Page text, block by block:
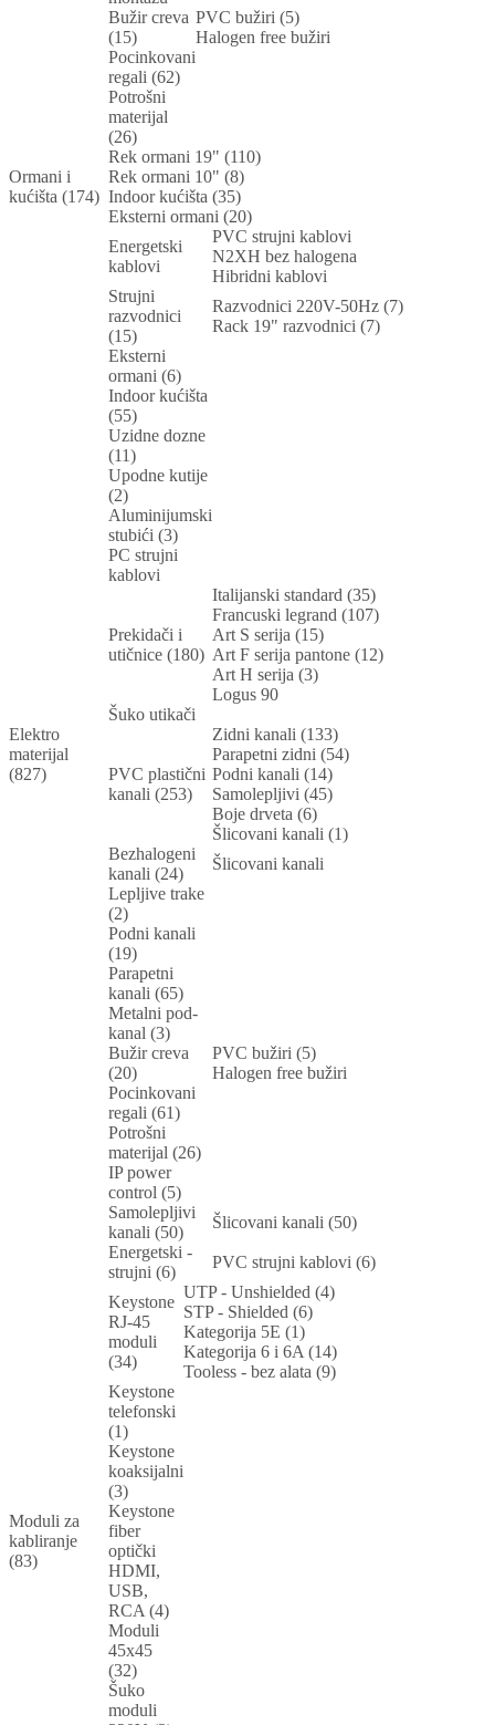
Bužir creva
(15)
PVC bužiri (5)
Halogen free bužiri
Pocinkovani
regali (62)
Potrošni
materijal
(26)
Ormani i
kućišta (174)
Rek ormani 19" (110)
Rek ormani 10" (8)
Indoor kućišta (35)
Eksterni ormani (20)
Elektro
materijal
(827)
Energetski
kablovi
PVC strujni kablovi
N2XH bez halogena
Hibridni kablovi
Strujni
razvodnici
(15)
Razvodnici 220V-50Hz (7)
Rack 19" razvodnici (7)
Eksterni
ormani (6)
Indoor kućišta
(55)
Uzidne dozne
(11)
Upodne kutije
(2)
Aluminijumski
stubići (3)
PC strujni
kablovi
Prekidači i
utičnice (180)
Italijanski standard (35)
Francuski legrand (107)
Art S serija (15)
Art F serija pantone (12)
Art H serija (3)
Logus 90
Šuko utikači
PVC plastični
kanali (253)
Zidni kanali (133)
Parapetni zidni (54)
Podni kanali (14)
Samolepljivi (45)
Boje drveta (6)
Šlicovani kanali (1)
Bezhalogeni
kanali (24)
Šlicovani kanali
Lepljive trake
(2)
Podni kanali
(19)
Parapetni
kanali (65)
Metalni pod-
kanal (3)
Bužir creva
(20)
PVC bužiri (5)
Halogen free bužiri
Pocinkovani
regali (61)
Potrošni
materijal (26)
IP power
control (5)
Samolepljivi
kanali (50)
Šlicovani kanali (50)
Energetski -
strujni (6)
PVC strujni kablovi (6)
Moduli za
kabliranje
(83)
Keystone
RJ-45
moduli
(34)
UTP - Unshielded (4)
STP - Shielded (6)
Kategorija 5E (1)
Kategorija 6 i 6A (14)
Tooless - bez alata (9)
Keystone
telefonski
(1)
Keystone
koaksijalni
(3)
Keystone
fiber
optički
HDMI,
USB,
RCA (4)
Moduli
45x45
(32)
Šuko
moduli